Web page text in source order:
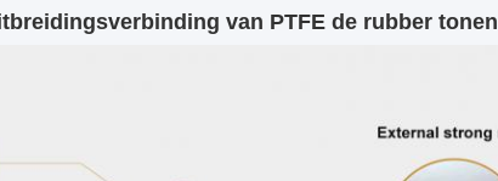
van PTFE de rubber tonen